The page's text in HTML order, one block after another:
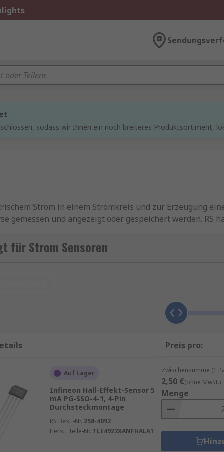
sodass wir Ihnen ein noch breiteres Produktsortiment,
Strom in einem Stromkreis und zur Erzeugung
gemessen und angezeigt oder gespeichert werden. RS
Sie für Ihre Anforderungen benötigen.
montiert.
Hall-Effekt-Gerät und dem
fließt, der das Magnetfeld des Leiters bündelt. Das
und erzeugt eine Potenzialdifferenz, die gemessen
Draht geführt wird. Dies führt dazu, dass
für Strom Sensoren
Preis pro:
Auf Lager
Infineon Hall-Effekt-Sensor 5
mA PG-SSO-4-1, 4-Pin
Durchsteckmontage
RS Best.-Nr. 258-4092
Herst. Teile-Nr. TLE4922XANFHALA1
Zwischensumme (1
2,50 €(ohne MwSt.)
Menge